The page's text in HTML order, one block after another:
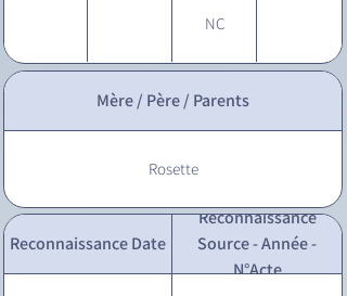
NC
Mère / Père / Parents
Rosette
Reconnaissance Date
Reconnaissance
Source - Année -
N°Acte